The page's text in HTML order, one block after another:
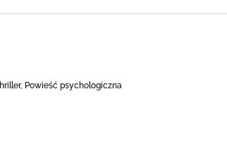
Powieść psychologiczna